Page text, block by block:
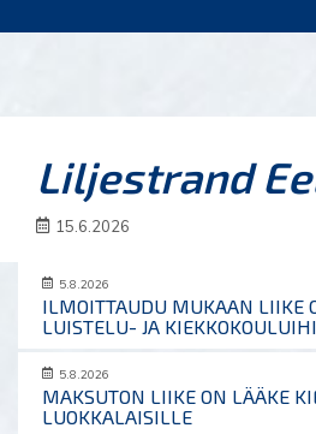
Liljestrand
15.6.2026
5.8.2026
ILMOITTAUDU MUKAAN LIIKE
LUISTELU- JA
5.8.2026
MAKSUTON LIIKE ON LÄÄKE
LUOKKALAISILLE